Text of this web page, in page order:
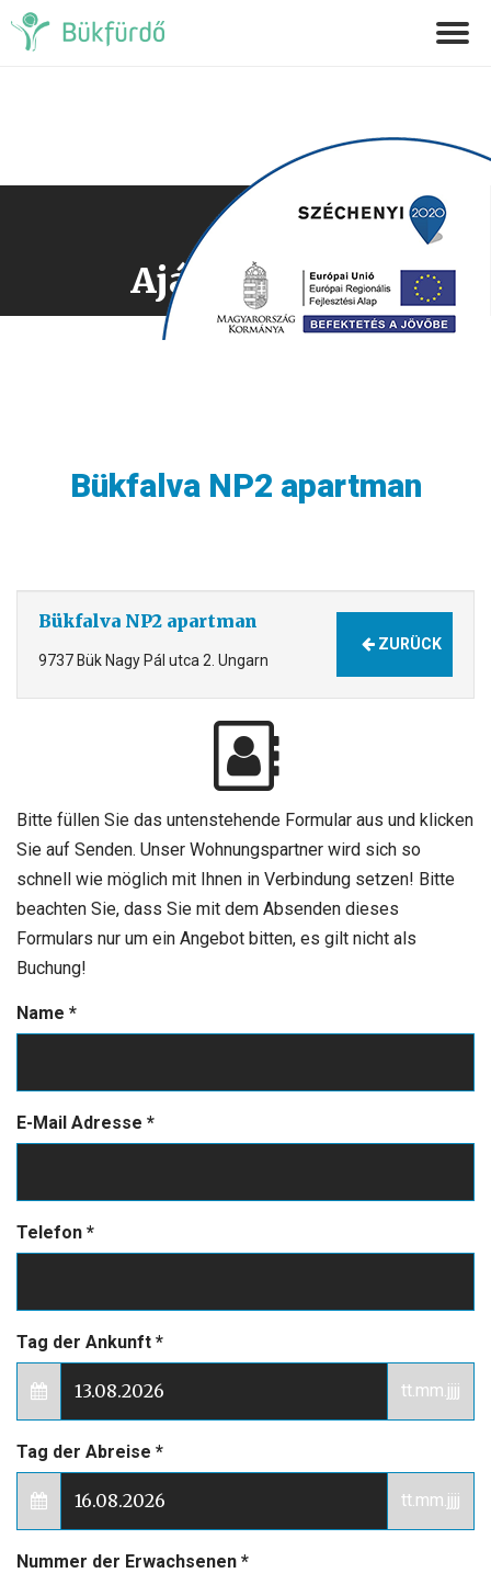
Ajánlatkérés
Bükfalva NP2 apartman
Bükfalva NP2 apartman
9737 Bük Nagy Pál utca 2. Ungarn
ZURÜCK
Bitte füllen Sie das untenstehende Formular aus und klicken
Sie auf Senden. Unser Wohnungspartner wird sich so
schnell wie möglich mit Ihnen in Verbindung setzen! Bitte
beachten Sie, dass Sie mit dem Absenden dieses
Formulars nur um ein Angebot bitten, es gilt nicht als
Buchung!
Name *
E-Mail Adresse *
Telefon *
Tag der Ankunft *
tt.mm.jjjj
Tag der Abreise *
tt.mm.jjjj
Nummer der Erwachsenen *